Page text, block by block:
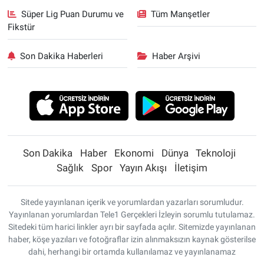
Süper Lig Puan Durumu ve
Fikstür
Tüm Manşetler
Son Dakika Haberleri Haber Arşivi
Son Dakika Haber Ekonomi Dünya
Teknoloji
Sağlık
Spor Yayın Akışı İletişim
Sitede yayınlanan içerik ve yorumlardan yazarları sorumludur.
Yayınlanan yorumlardan Tele1 Gerçekleri İzleyin sorumlu tutulamaz.
Sitedeki tüm harici linkler ayrı bir sayfada açılır. Sitemizde yayınlanan
haber, köşe yazıları ve fotoğraflar izin alınmaksızın kaynak gösterilse
dahi, herhangi bir ortamda kullanılamaz ve yayınlanamaz